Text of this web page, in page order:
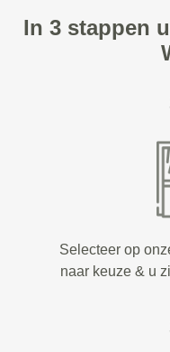
In 3 stappen
Selecteer op
naar keuze & u